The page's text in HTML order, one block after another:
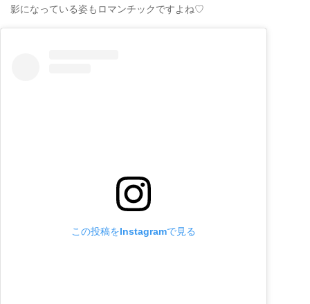
影になっている姿もロマンチックですよね♡
この投稿をInstagramで見る